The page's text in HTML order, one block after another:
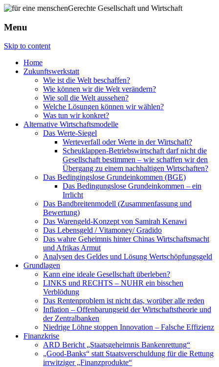
Menu
Skip to content
Home
Zukunftswerkstatt
Wie ist die Welt beschaffen?
Wie können wir die Welt verändern?
Wie soll die Welt aussehen?
Welche Lösungen können wir wählen?
Was tun wir konkret?
Alternative Wirtschaftsmodelle
Das Werte-Siegel
Werteverfall oder Werte in der Wirtschaft?
Scheuklappen-Betriebswirtschaft darf nicht die
Gesellschaft bestimmen – wie schaffen wir den
Übergang zu einem nachhaltigen Wirtschaften?
Das Bedingingslose Grundeinkommen (BGE)
Das Bedingungslose Grundeinkommen – ein
Irrlicht
Das Bandbreitenmodell (Zusammenfassung und
Bewertung)
Das Warengeld-Konzept von Samirah Kenawi
Das Lebensgeld / Vitamoney/ Gradido
Das wahre Geheimnis hinter Chinas Wirtschaftsmacht
und Afrikas Armut
Analysen des Geldes und Lösung Wertschöpfungsgeld
Grundlagen
Kann eine ideale Gesellschaft überleben?
LINKS und RECHTS – NUHR ein bisschen
Verblödung
Das Rentenproblem ist nicht das, worüber alle reden
Inflation – Offenbarungseid der Wirtschaftstheorie und
der Zentralbanken
Niedrige Löhne stoppen Innovation – Falsche Effizienz
Finanzkrise
ARD Bericht „Staatsgeheimnis Bankenrettung“
„Good-Banks“ statt Staatsverschuldung für die Rettung
irrwitziger „Finanzprodukte“